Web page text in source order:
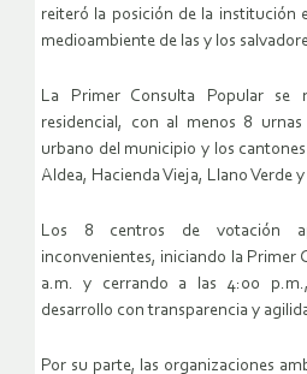
reiteró la posición de la institución
medioambiente de las y los
La Primer Consulta Popular se
residencial, con al menos 8
urbano del municipio y los
Aldea, Hacienda Vieja, Llano Verde y
Los 8 centros de votación
inconvenientes, iniciando la Primer
a.m. y cerrando a las 4:00
desarrollo con transparencia y
Por su parte, las organizaciones